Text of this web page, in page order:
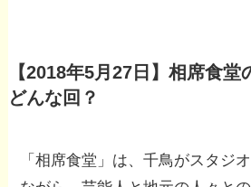
【2018年5月27日】相席食
どんな回？
「相席食堂」は、千鳥がスタジ